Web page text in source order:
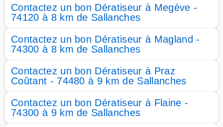
Contactez un bon Dératiseur à Megève -
74120 à 8 km de Sallanches
Contactez un bon Dératiseur à Magland -
74300 à 8 km de Sallanches
Contactez un bon Dératiseur à Praz
Coûtant - 74480 à 9 km de Sallanches
Contactez un bon Dératiseur à Flaine -
74300 à 9 km de Sallanches